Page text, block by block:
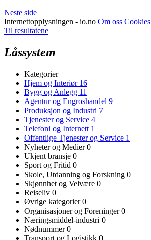
Neste side
Internettopplysningen - io.no Om oss Cookies
Til resultatene
Låssystem
Kategorier
Hjem og Interiør 16
Bygg og Anlegg 11
Agentur og Engroshandel 9
Produksjon og Industri 7
Tjenester og Service 4
Telefoni og Internett 1
Offentlige Tjenester og Service 1
Nyheter og Medier0
Ukjent bransje 0
Sport og Fritid 0
Skole, Utdanning og Forskning 0
Skjønnhet og Velvære 0
Reiseliv 0
Øvrige kategorier0
Organisasjoner og Foreninger0
Næringsmiddel-industri 0
Nødnummer0
Transport og Logistikk 0